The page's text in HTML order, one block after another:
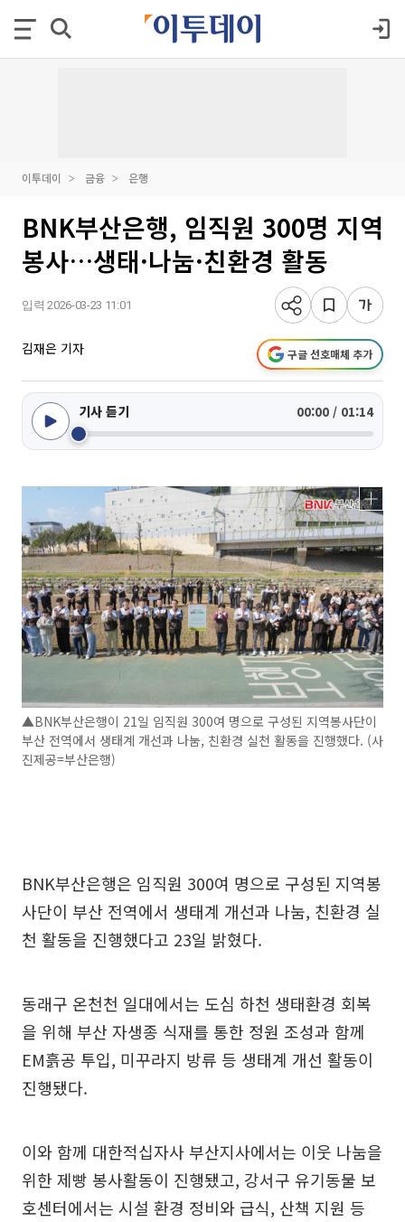
이투데이 금융 은행
BNK부산은행, 임직원 300명 지역
봉사…생태·나눔·친환경 활동
입력 2026-03-23 11:01
김재은 기자 구글 선호매체 추가
기사 듣기 00:00 / 01:14
▲BNK부산은행이 21일 임직원 300여 명으로 구성된 지역봉사단이
부산 전역에서 생태계 개선과 나눔, 친환경 실천 활동을 진행했다. (사
진제공=부산은행)
BNK부산은행은 임직원 300여 명으로 구성된 지역봉
사단이 부산 전역에서 생태계 개선과 나눔, 친환경 실
천 활동을 진행했다고 23일 밝혔다.
동래구 온천천 일대에서는 도심 하천 생태환경 회복
을 위해 부산 자생종 식재를 통한 정원 조성과 함께
EM흙공 투입, 미꾸라지 방류 등 생태계 개선 활동이
진행됐다.
이와 함께 대한적십자사 부산지사에서는 이웃 나눔을
위한 제빵 봉사활동이 진행됐고, 강서구 유기동물 보
호센터에서는 시설 환경 정비와 급식, 산책 지원 등